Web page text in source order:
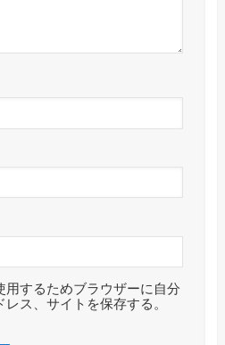
用するためブラウザーに自分
ス、サイトを保存する。